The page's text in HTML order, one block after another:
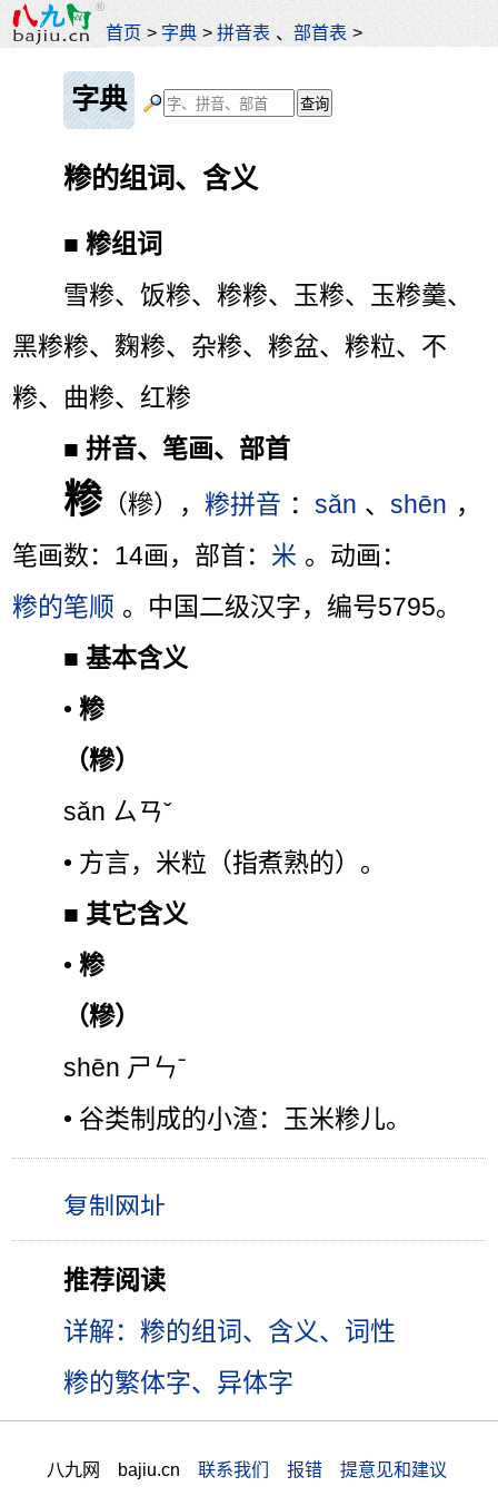
首页 > 字典 >拼音表 、部首表 >
字典
糁的组词、含义
■糁组词
雪糁、饭糁、糁糁、玉糁、玉糁羹、
黑糁糁、麴糁、杂糁、糁盆、糁粒、不
糁、曲糁、红糁
■拼音、笔画、部首
糁（糝），糁拼音 ：sǎn 、shēn ，
笔画数：14画，部首： 米 。动画：
糁的笔顺 。中国二级汉字，编号5795。
■基本含义
•糁
（糝）
sǎn ㄙㄢˇ
• 方言，米粒（指煮熟的）。
■ 其它含义
•糁
（糝）
shēn ㄕㄣˉ
• 谷类制成的小渣：玉米糁儿。
推荐阅读
详解：糁的组词、含义、词性
糁的繁体字、异体字
八九网 bajiu.cn 联系我们 报错 提意见和建议